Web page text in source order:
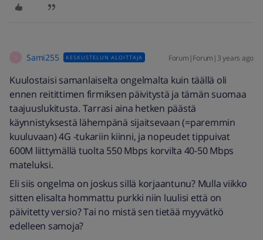
Sami255 KESKUSTELUN ALOITTAJA Forum|Forum|3 years ago
Kuulostaisi samanlaiselta ongelmalta kuin täällä oli
ennen reitittimen firmiksen päivitystä ja tämän suomaa
taajuuslukitusta. Tarrasi aina hetken päästä
käynnistyksestä lähempänä sijaitsevaan (=paremmin
kuuluvaan) 4G -tukariin kiinni, ja nopeudet tippuivat
600M liittymällä tuolta 550 Mbps korvilta 40-50 Mbps
mateluksi.
Eli siis ongelma on joskus sillä korjaantunu? Mulla viikko
sitten elisalta hommattu purkki niin luulisi että on
päivitetty versio? Tai no mistä sen tietää myyvätkö
edelleen samoja?